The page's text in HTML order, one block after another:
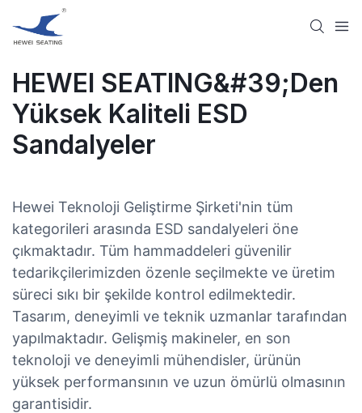
HEWEI SEATING&#39;den
Yüksek Kaliteli ESD
Sandalyeler
Hewei Teknoloji Geliştirme Şirketi'nin tüm
kategorileri arasında ESD sandalyeleri öne
çıkmaktadır. Tüm hammaddeleri güvenilir
tedarikçilerimizden özenle seçilmekte ve üretim
süreci sıkı bir şekilde kontrol edilmektedir.
Tasarım, deneyimli ve teknik uzmanlar tarafından
yapılmaktadır. Gelişmiş makineler, en son
teknoloji ve deneyimli mühendisler, ürünün
yüksek performansının ve uzun ömürlü olmasının
garantisidir.